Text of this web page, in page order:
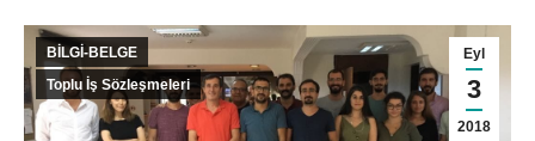
Eyl
3
2018
BİLGİ-BELGE
Toplu İş Sözleşmeleri